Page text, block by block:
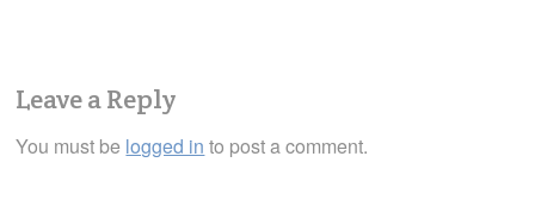
Leave a Reply
You must be logged in to post a comment.